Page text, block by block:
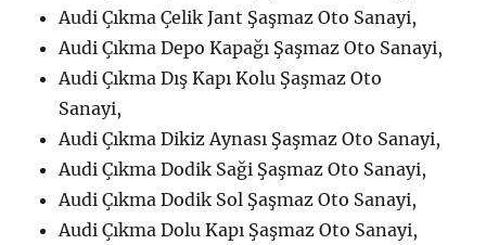
Audi Çıkma Çelik Jant Şaşmaz Oto Sanayi,
Audi Çıkma Depo Kapağı Şaşmaz Oto Sanayi,
Audi Çıkma Dış Kapı Kolu Şaşmaz Oto
Sanayi,
Audi Çıkma Dikiz Aynası Şaşmaz Oto Sanayi,
Audi Çıkma Dodik Saği Şaşmaz Oto Sanayi,
Audi Çıkma Dodik Sol Şaşmaz Oto Sanayi,
Audi Çıkma Dolu Kapı Şaşmaz Oto Sanayi,